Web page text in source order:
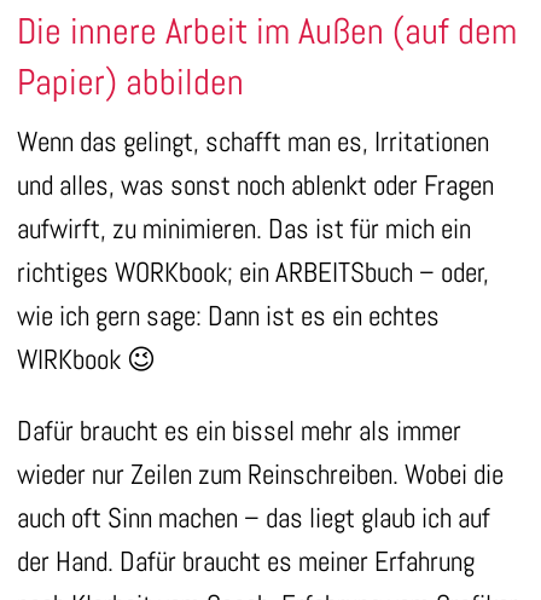
Die innere Arbeit im Außen (auf dem
Papier) abbilden
Wenn das gelingt, schafft man es, Irritationen
und alles, was sonst noch ablenkt oder Fragen
aufwirft, zu minimieren. Das ist für mich ein
richtiges WORKbook; ein ARBEITSbuch – oder,
wie ich gern sage: Dann ist es ein echtes
WIRKbook 😉
Dafür braucht es ein bissel mehr als immer
wieder nur Zeilen zum Reinschreiben. Wobei die
auch oft Sinn machen – das liegt glaub ich auf
der Hand. Dafür braucht es meiner Erfahrung